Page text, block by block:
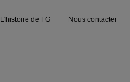
L'histoire de FG Nous contacter